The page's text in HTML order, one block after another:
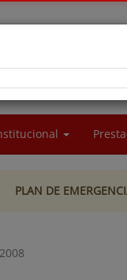
DE LA
PLAN DE